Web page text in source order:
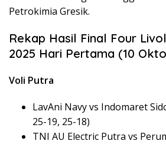
Petrokimia Gresik.
Rekap Hasil Final Four
2025 Hari Pertama (10
Voli Putra
LavAni Navy vs Indomaret
25-19, 25-18)
TNI AU Electric Putra vs